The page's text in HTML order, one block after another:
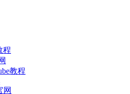
程
教程
网